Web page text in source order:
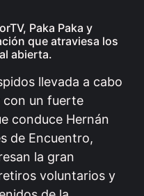
Paka Paka y
que atraviesa los
abierta.
llevada a cabo
con un fuerte
conduce Hernán
de Encuentro,
la gran
voluntarios y